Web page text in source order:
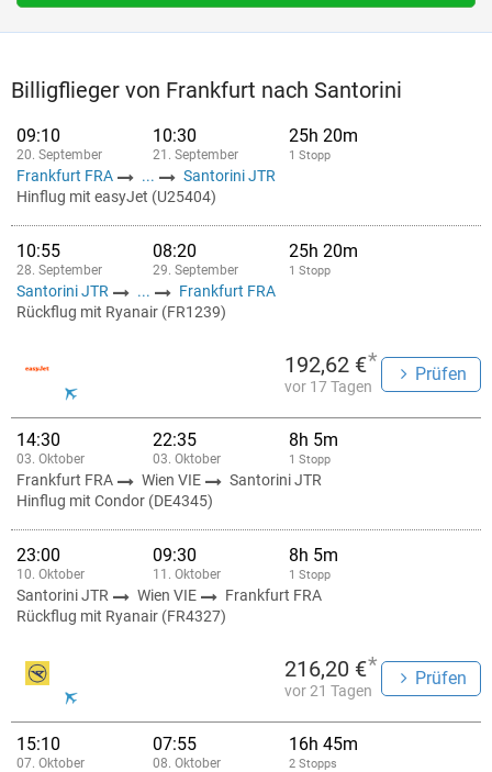
Billigflieger von Frankfurt nach Santorini
09:10
20. September
10:30
21. September
25h 20m
1 Stopp
Frankfurt FRA ...
Santorini JTR
Hinflug mit easyJet (U25404)
10:55
28. September
08:20
29. September
25h 20m
1 Stopp
Santorini JTR ...
Frankfurt FRA
Rückflug mit Ryanair (FR1239)
192,62 €*
vor 17 Tagen
Prüfen
14:30
03. Oktober
22:35
03. Oktober
8h 5m
1 Stopp
Frankfurt FRA Wien VIE
Santorini JTR
Hinflug mit Condor (DE4345)
23:00
10. Oktober
09:30
11. Oktober
8h 5m
1 Stopp
Santorini JTR Wien VIE
Frankfurt FRA
Rückflug mit Ryanair (FR4327)
216,20 €*
vor 21 Tagen
Prüfen
15:10
07. Oktober
07:55
08. Oktober
16h 45m
2 Stopps